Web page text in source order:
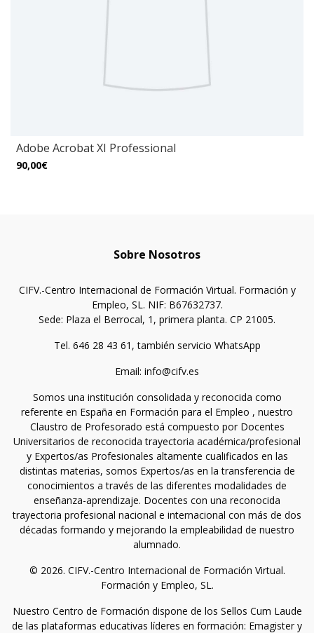
Adobe Acrobat XI Professional
90,00€
Sobre Nosotros
CIFV.-Centro Internacional de Formación Virtual. Formación y
Empleo, SL. NIF: B67632737.
Sede: Plaza el Berrocal, 1, primera planta. CP 21005.
Tel. 646 28 43 61, también servicio WhatsApp
Email: info@cifv.es
Somos una institución consolidada y reconocida como
referente en España en Formación para el Empleo , nuestro
Claustro de Profesorado está compuesto por Docentes
Universitarios de reconocida trayectoria académica/profesional
y Expertos/as Profesionales altamente cualificados en las
distintas materias, somos Expertos/as en la transferencia de
conocimientos a través de las diferentes modalidades de
enseñanza-aprendizaje. Docentes con una reconocida
trayectoria profesional nacional e internacional con más de dos
décadas formando y mejorando la empleabilidad de nuestro
alumnado.
© 2026. CIFV.-Centro Internacional de Formación Virtual.
Formación y Empleo, SL.
Nuestro Centro de Formación dispone de los Sellos Cum Laude
de las plataformas educativas líderes en formación: Emagister y